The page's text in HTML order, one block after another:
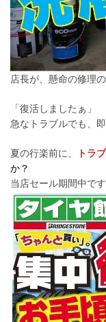
店長が、懸命の修理
「復活しましたぁ」
急なトラブルでも、
夏の行楽前に、 トラ
か？
当店セール期間中で